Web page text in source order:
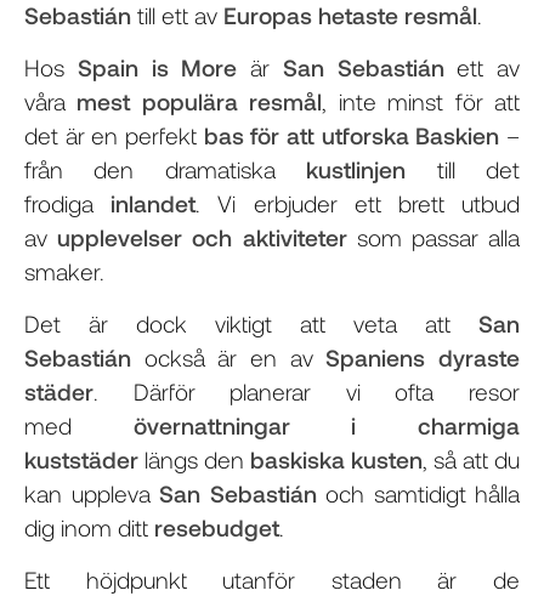
Sebastián till ett av Europas hetaste resmål.
Hos Spain is More är San Sebastiánett av
våra mest populära resmål, inte minst för att
det är en perfekt bas för att utforska Baskien –
från den dramatiska kustlinjen till det
frodiga inlandet. Vi erbjuder ett brett utbud
avupplevelser och aktivitetersom passar alla
smaker.
Det är dock viktigt att veta att San
Sebastián också är en avSpaniens dyraste
städer. Därför planerar vi ofta resor
med övernattningar i charmiga
kuststäder längs den baskiska kusten, så att du
kan uppleva San Sebastiánoch samtidigt hålla
dig inom ditt resebudget.
Ett höjdpunkt utanför staden är de